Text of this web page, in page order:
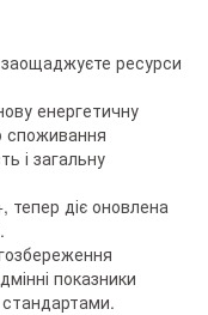
ресурси
енергетичну
споживання
і загальну
тепер діє оновлена
показники